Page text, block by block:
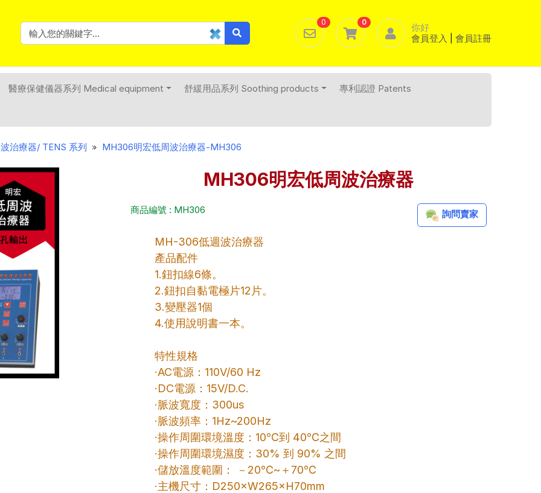
0 0
你好
會員登入
會員註冊
醫療保健儀器系列 Medical equipment 舒緩用品系列 Soothing products 專利認證 Patents
治療器/ TENS 系列 MH306明宏低周波治療器-MH306
MH306明宏低周波治療器
商品編號 : MH306 詢問賣家
MH-306低週波治療器
產品配件
1.鈕扣線6條。
2.鈕扣自黏電極片12片。
3.變壓器1個
4.使用說明書一本。
特性規格
‧AC電源：110V/60 Hz
‧DC電源：15V/D.C.
‧脈波寬度：300us
‧脈波頻率：1Hz~200Hz
‧操作周圍環境溫度：10℃到 40℃之間
‧操作周圍環境濕度：30% 到 90% 之間
‧儲放溫度範圍： －20℃~＋70℃
‧主機尺寸：D250×W265×H70mm